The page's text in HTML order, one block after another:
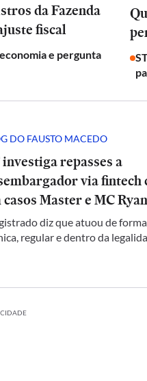
da Fazenda
fiscal
e pergunta
DO FAUSTO MACEDO
repasses a
via fintech
casos Master e MC Ryan
diz que atuou de forma
regular e dentro da